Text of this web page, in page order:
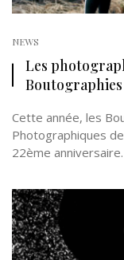
NEWS
Les
Boutographies
Cette année, les
Photographiques
22ème anniversaire.